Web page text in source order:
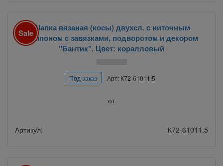
SaleШапка вязаная (косы) двухсл. с ниточным
помпоном с завязками, подворотом и декором
"Бантик". Цвет: коралловый
Под заказ Арт: К72-61011.5
от
Артикул: К72-61011.5